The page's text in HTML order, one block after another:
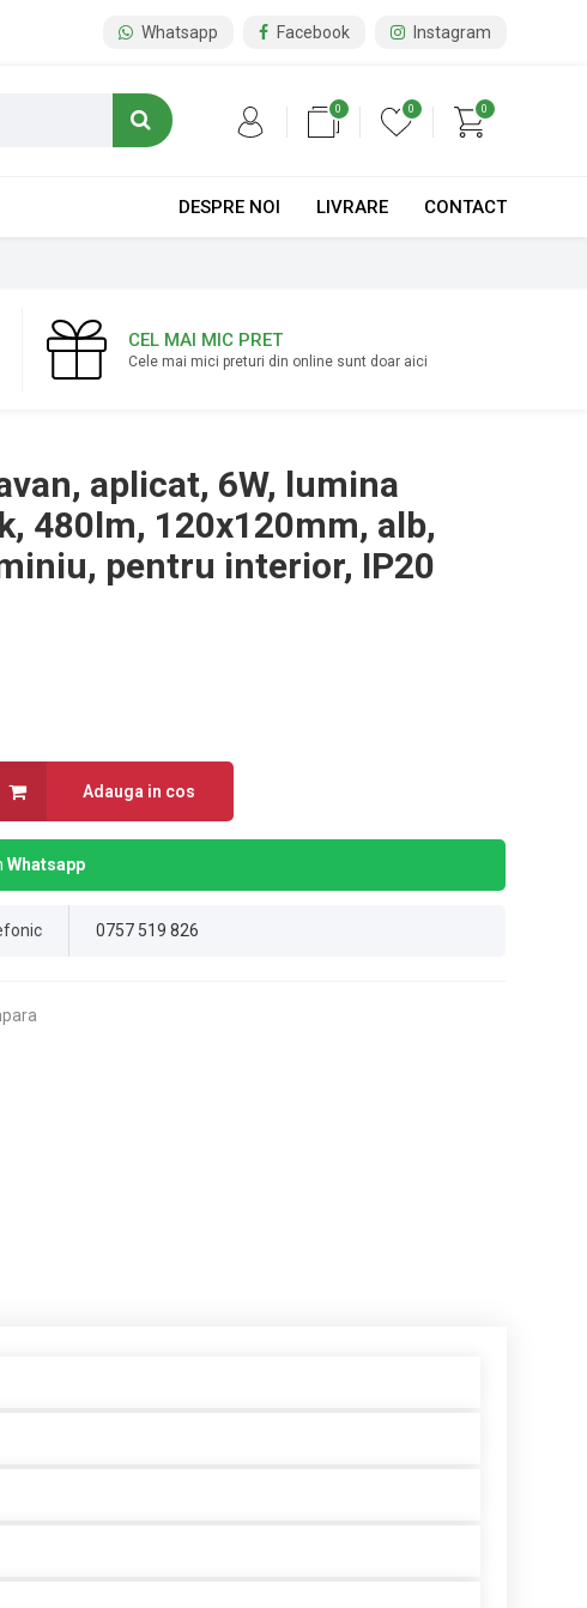
Whatsapp Facebook Instagram
0
0
0
CONTACT
LIVRARE
DESPRE NOI
CEL MAI MIC PRET
Cele mai mici preturi din online sunt doar aici
aplicat, 6W, lumina
480lm, 120x120mm, alb,
pentru interior, IP20
Adauga in cos
Whatsapp
0757 519 826